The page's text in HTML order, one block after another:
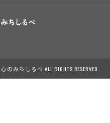
ちしるべ ALL RIGHTS RESERVED.